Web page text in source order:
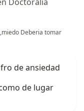
Deberia tomar
de ansiedad
de lugar